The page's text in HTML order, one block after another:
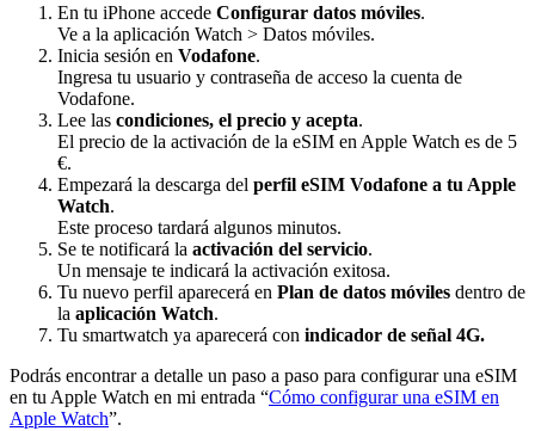
En tu iPhone accede Configurar datos móviles.
Ve a la aplicación Watch > Datos móviles.
Inicia sesión en Vodafone.
Ingresa tu usuario y contraseña de acceso la cuenta de
Vodafone.
Lee las condiciones, el precio y acepta.
El precio de la activación de la eSIM en Apple Watch es de 5
€.
Empezará la descarga del perfil eSIM Vodafone a tu Apple
Watch.
Este proceso tardará algunos minutos.
Se te notificará la activación del servicio.
Un mensaje te indicará la activación exitosa.
Tu nuevo perfil aparecerá en Plan de datos móviles dentro de
la aplicación Watch.
Tu smartwatch ya aparecerá con indicador de señal 4G.
Podrás encontrar a detalle un paso a paso para configurar una eSIM
en tu Apple Watch en mi entrada “Cómo configurar una eSIM en
Apple Watch”.